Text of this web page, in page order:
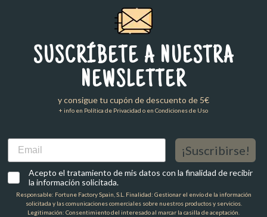
SUSCRÍBETE A NUESTRA
NEWSLETTER
y consigue tu cupón de descuento de 5€
+ info en Política de Privacidad o en Condiciones de Uso
Email
¡Suscribirse!
Acepto el tratamiento de mis datos con la finalidad de recibir
la información solicitada.
Responsable: Fortune Factory Spain, S.L. Finalidad: Gestionar el envío de la información
solicitada y las comunicaciones comerciales sobre nuestros productos y servicios.
Legitimación: Consentimiento del interesado al marcar la casilla de aceptación.